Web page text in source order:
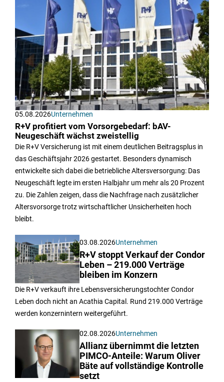
05.08.2026Unternehmen
R+V profitiert vom Vorsorgebedarf: bAV-
Neugeschäft wächst zweistellig
Die R+V Versicherung ist mit einem deutlichen Beitragsplus in
das Geschäftsjahr 2026 gestartet. Besonders dynamisch
entwickelte sich dabei die betriebliche Altersversorgung: Das
Neugeschäft legte im ersten Halbjahr um mehr als 20 Prozent
zu. Die Zahlen zeigen, dass die Nachfrage nach zusätzlicher
Altersvorsorge trotz wirtschaftlicher Unsicherheiten hoch
bleibt.
03.08.2026Unternehmen
R+V stoppt Verkauf der Condor
Leben – 219.000 Verträge
bleiben im Konzern
Die R+V verkauft ihre Lebensversicherungstochter Condor
Leben doch nicht an Acathia Capital. Rund 219.000 Verträge
werden konzernintern weitergeführt.
02.08.2026Unternehmen
Allianz übernimmt die letzten
PIMCO-Anteile: Warum Oliver
Bäte auf vollständige Kontrolle
setzt